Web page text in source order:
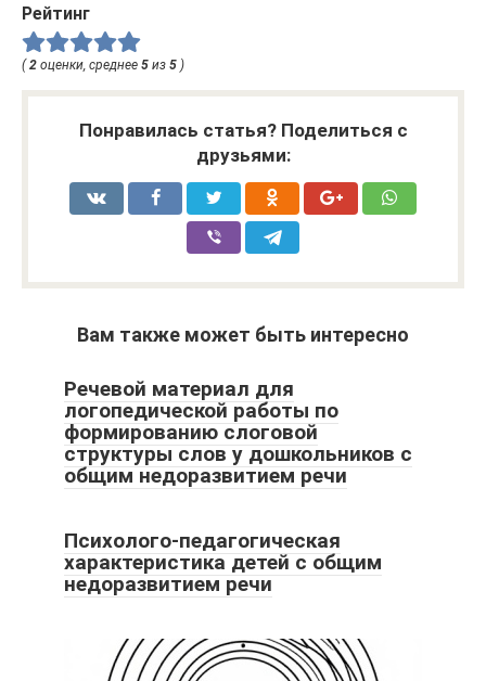
Рейтинг
(2 оценки, среднее 5 из 5 )
Понравилась статья? Поделиться с
друзьями:
Вам также может быть интересно
Речевой материал для
логопедической работы по
формированию слоговой
структуры слов у дошкольников с
общим недоразвитием речи
Психолого-педагогическая
характеристика детей с общим
недоразвитием речи